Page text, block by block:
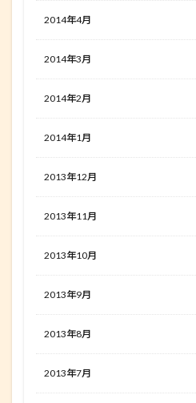
2014年4月
2014年3月
2014年2月
2014年1月
2013年12月
2013年11月
2013年10月
2013年9月
2013年8月
2013年7月